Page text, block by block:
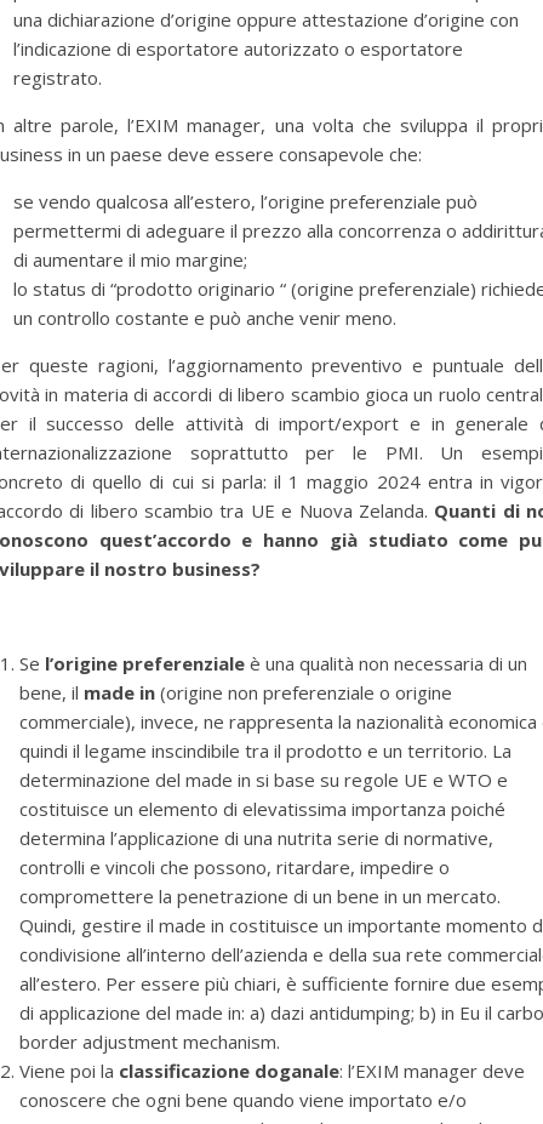
una dichiarazione d’origine oppure attestazione d’origine con
l’indicazione di esportatore autorizzato o esportatore
registrato.
altre parole, l’EXIM manager, una volta che sviluppa il
in un paese deve essere consapevole che:
se vendo qualcosa all’estero, l’origine preferenziale può
permettermi di adeguare il prezzo alla concorrenza o
di aumentare il mio margine;
lo status di “prodotto originario “ (origine preferenziale)
un controllo costante e può anche venir meno.
queste ragioni, l’aggiornamento preventivo e puntuale
in materia di accordi di libero scambio gioca un ruolo
il successo delle attività di import/export e in generale
soprattutto per le PMI. Un
di quello di cui si parla: il 1 maggio 2024 entra in
di libero scambio tra UE e Nuova Zelanda. Quanti di
quest’accordo e hanno già studiato come
il nostro business?
Se l’origine preferenziale è una qualità non necessaria di un
bene, il made in (origine non preferenziale o origine
commerciale), invece, ne rappresenta la nazionalità economica
quindi il legame inscindibile tra il prodotto e un territorio. La
determinazione del made in si base su regole UE e WTO e
costituisce un elemento di elevatissima importanza poiché
determina l’applicazione di una nutrita serie di normative,
controlli e vincoli che possono, ritardare, impedire o
compromettere la penetrazione di un bene in un mercato.
Quindi, gestire il made in costituisce un importante momento
condivisione all’interno dell’azienda e della sua rete
all’estero. Per essere più chiari, è sufficiente fornire due
di applicazione del made in: a) dazi antidumping; b) in Eu il
border adjustment mechanism.
Viene poi la classificazione doganale: l’EXIM manager deve
conoscere che ogni bene quando viene importato e/o